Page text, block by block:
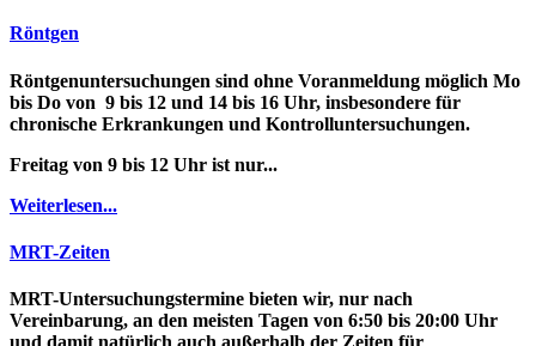
Röntgen
Röntgenuntersuchungen sind ohne Voranmeldung möglich Mo
bis Do von 9 bis 12 und 14 bis 16 Uhr, insbesondere für
chronische Erkrankungen und Kontrolluntersuchungen.
Freitag von 9 bis 12 Uhr ist nur...
Weiterlesen...
MRT-Zeiten
MRT-Untersuchungstermine bieten wir, nur nach
Vereinbarung, an den meisten Tagen von 6:50 bis 20:00 Uhr